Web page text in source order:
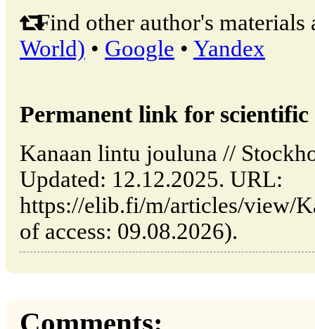
Find other author's materials
World) • Google • Yandex
Permanent link for
Kanaan lintu jouluna //
Updated: 12.12.2025. URL:
https://elib.fi/m/articles/view/
of access: 09.08.2026).